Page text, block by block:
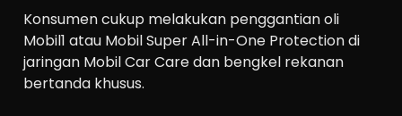
Konsumen cukup melakukan penggantian oli
Mobil1 atau Mobil Super All-in-One Protection di
jaringan Mobil Car Care dan bengkel rekanan
bertanda khusus.